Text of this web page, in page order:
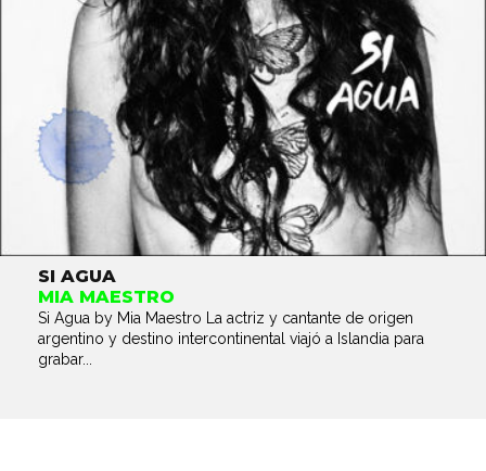
SI AGUA
MIA MAESTRO
Si Agua by Mia Maestro La actriz y cantante de origen
argentino y destino intercontinental viajó a Islandia para
grabar...